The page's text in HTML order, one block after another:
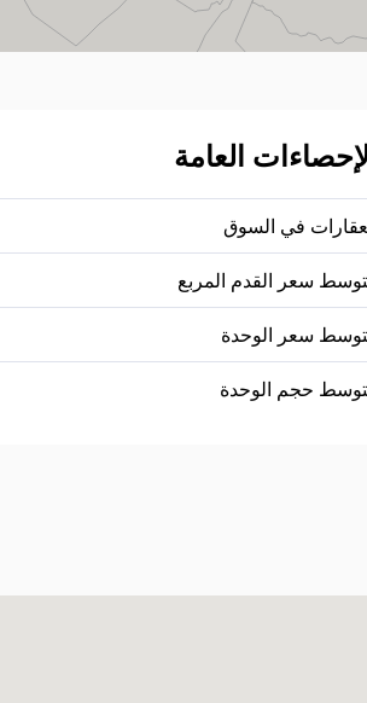
العامة
في السوق
سعر القدم المربع
سعر الوحدة
حجم الوحدة